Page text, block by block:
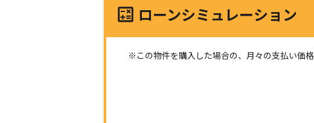
ローンシミュレーション
※この物件を購入した場合の、月々の支払い価